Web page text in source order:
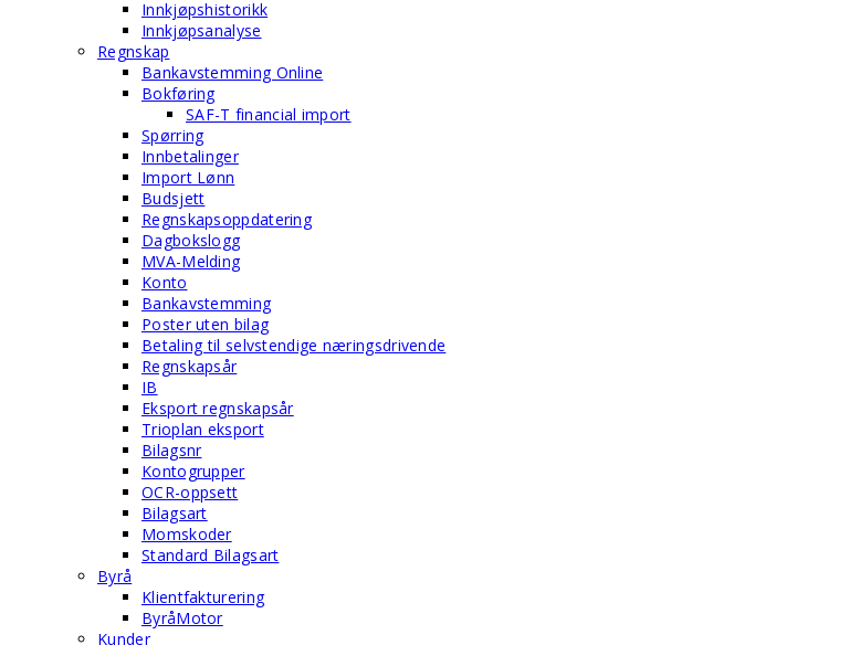
Innkjøpshistorikk
Innkjøpsanalyse
Regnskap
Bankavstemming Online
Bokføring
SAF-T financial import
Spørring
Innbetalinger
Import Lønn
Budsjett
Regnskapsoppdatering
Dagbokslogg
MVA-Melding
Konto
Bankavstemming
Poster uten bilag
Betaling til selvstendige næringsdrivende
Regnskapsår
IB
Eksport regnskapsår
Trioplan eksport
Bilagsnr
Kontogrupper
OCR-oppsett
Bilagsart
Momskoder
Standard Bilagsart
Byrå
Klientfakturering
ByråMotor
Kunder